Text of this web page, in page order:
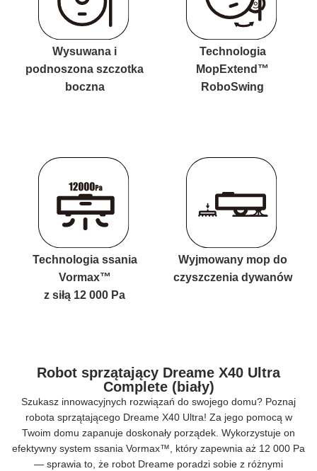
Wysuwana i
podnoszona szczotka
boczna
Technologia
MopExtend™
RoboSwing
Technologia ssania
Vormax™
z siłą 12 000 Pa
Wyjmowany mop do
czyszczenia dywanów
Robot sprzątający Dreame X40 Ultra
Complete (biały)
Szukasz innowacyjnych rozwiązań do swojego domu? Poznaj
robota sprzątającego Dreame X40 Ultra! Za jego pomocą w
Twoim domu zapanuje doskonały porządek. Wykorzystuje on
efektywny system ssania Vormax™, który zapewnia aż 12 000 Pa
— sprawia to, że robot Dreame poradzi sobie z różnymi